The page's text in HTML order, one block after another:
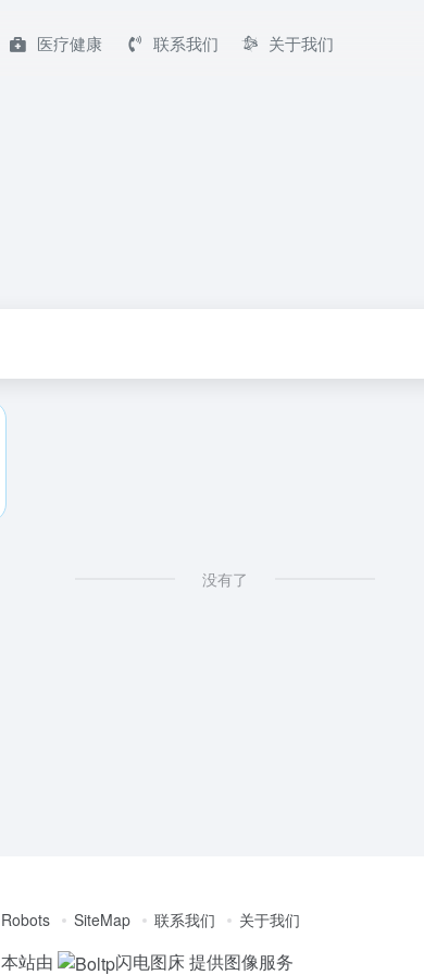
医疗健康 联系我们 关于我们
没有了
Robots SiteMap 联系我们 关于我们
本站由 闪电图床提供图像服务